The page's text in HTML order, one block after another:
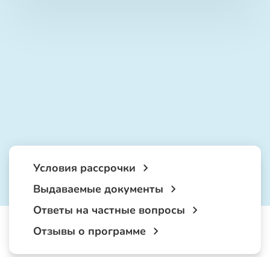
Условия рассрочки
Выдаваемые документы
Ответы на частные вопросы
Отзывы о программе